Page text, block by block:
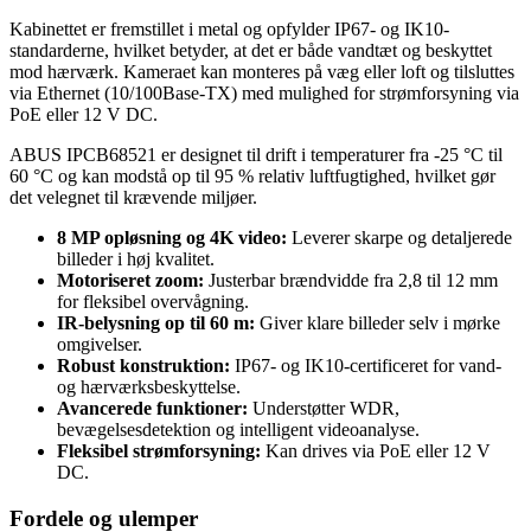
Kabinettet er fremstillet i metal og opfylder IP67- og IK10-
standarderne, hvilket betyder, at det er både vandtæt og beskyttet
mod hærværk. Kameraet kan monteres på væg eller loft og tilsluttes
via Ethernet (10/100Base-TX) med mulighed for strømforsyning via
PoE eller 12 V DC.
ABUS IPCB68521 er designet til drift i temperaturer fra -25 °C til
60 °C og kan modstå op til 95 % relativ luftfugtighed, hvilket gør
det velegnet til krævende miljøer.
8 MP opløsning og 4K video: Leverer skarpe og detaljerede
billeder i høj kvalitet.
Motoriseret zoom: Justerbar brændvidde fra 2,8 til 12 mm
for fleksibel overvågning.
IR-belysning op til 60 m: Giver klare billeder selv i mørke
omgivelser.
Robust konstruktion: IP67- og IK10-certificeret for vand-
og hærværksbeskyttelse.
Avancerede funktioner: Understøtter WDR,
bevægelsesdetektion og intelligent videoanalyse.
Fleksibel strømforsyning: Kan drives via PoE eller 12 V
DC.
Fordele og ulemper